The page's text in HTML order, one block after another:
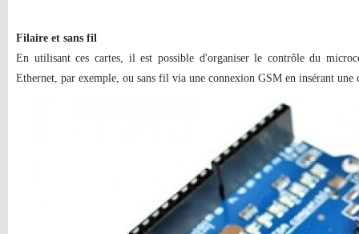
Filaire et sans fil
En utilisant ces cartes, il est possible d'organiser le contrôle du
Ethernet, par exemple, ou sans fil via une connexion GSM en insérant une